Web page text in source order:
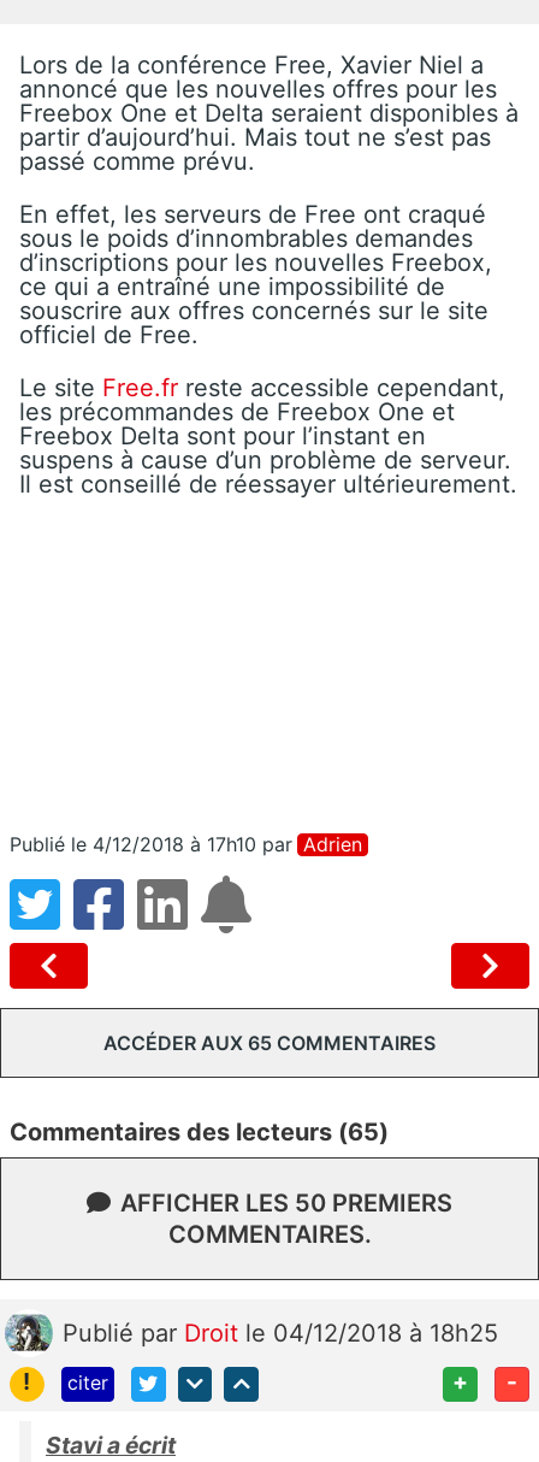
Lors de la conférence Free, Xavier Niel a
annoncé que les nouvelles offres pour les
Freebox One et Delta seraient disponibles à
partir d’aujourd’hui. Mais tout ne s’est pas
passé comme prévu.
En effet, les serveurs de Free ont craqué
sous le poids d’innombrables demandes
d’inscriptions pour les nouvelles Freebox,
ce qui a entraîné une impossibilité de
souscrire aux offres concernés sur le site
officiel de Free.
Le site Free.fr reste accessible cependant,
les précommandes de Freebox One et
Freebox Delta sont pour l’instant en
suspens à cause d’un problème de serveur.
Il est conseillé de réessayer ultérieurement.
Publié le 4/12/2018 à 17h10 par Adrien
ACCÉDER AUX 65 COMMENTAIRES
Commentaires des lecteurs (65)
AFFICHER LES 50 PREMIERS
COMMENTAIRES.
Publié par Droit le 04/12/2018 à 18h25
!
citer + -
Stavi a écrit